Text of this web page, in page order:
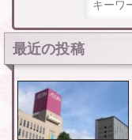
最近の投稿